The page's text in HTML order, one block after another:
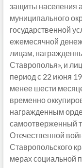
защиты населения
муниципального
государственной
ежемесячной
лицам,
Ставрополья», и
период с 22 июня
менее шести
временно
награжденным
самоотверженный
Отечественной
Ставропольского
мерах социальной